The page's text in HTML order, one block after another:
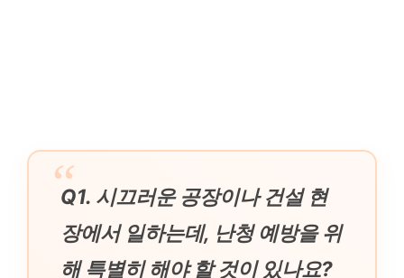
Q1. 시끄러운 공장이나 건설 현
장에서 일하는데, 난청 예방을 위
해 특별히 해야 할 것이 있나요?